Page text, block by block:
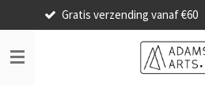
direct
naar
de
Gratis verzending vanaf €60